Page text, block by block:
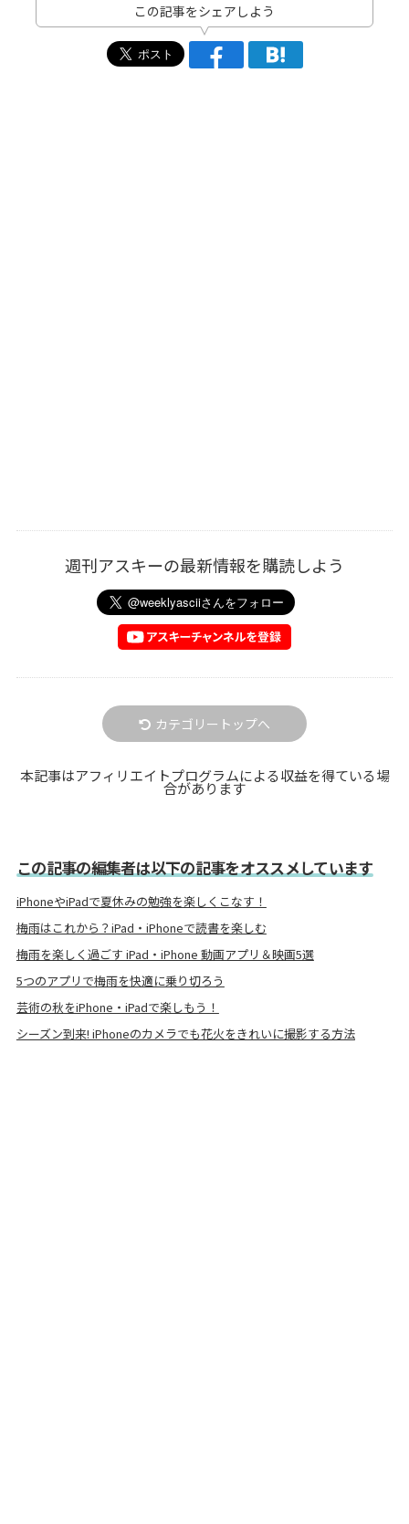
この記事をシェアしよう
週刊アスキーの最新情報を購読しよう
カテゴリートップへ
本記事はアフィリエイトプログラムによる収益を得ている場
合があります
この記事の編集者は以下の記事をオススメしています
iPhoneやiPadで夏休みの勉強を楽しくこなす！
梅雨はこれから？iPad・iPhoneで読書を楽しむ
梅雨を楽しく過ごす iPad・iPhone 動画アプリ＆映画5選
5つのアプリで梅雨を快適に乗り切ろう
芸術の秋をiPhone・iPadで楽しもう！
シーズン到来! iPhoneのカメラでも花火をきれいに撮影する方法